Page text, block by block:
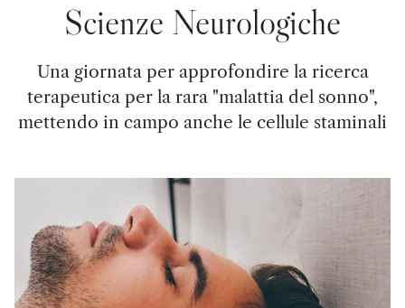
Scienze Neurologiche
Una giornata per approfondire la ricerca
terapeutica per la rara "malattia del sonno",
mettendo in campo anche le cellule staminali